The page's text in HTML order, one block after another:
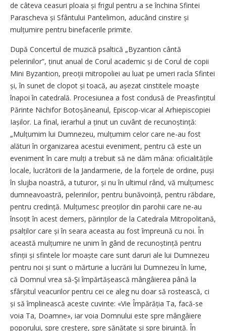
de câteva ceasuri ploaia și frigul pentru a se închina Sfintei
Parascheva și Sfântului Pantelimon, aducând cinstire și
mulțumire pentru binefacerile primite.
După Concertul de muzică psaltică „Byzantion cântă
pelerinilor”, ținut anual de Corul academic și de Corul de copii
Mini Byzantion, preoții mitropoliei au luat pe umeri racla Sfintei
și, în sunet de clopot și toacă, au așezat cinstitele moaște
înapoi în catedrală. Procesiunea a fost condusă de Preasfințitul
Părinte Nichifor Boto­șăneanul, Episcop-vicar al Arhiepiscopiei
Iașilor. La final, ierarhul a ținut un cuvânt de recu­noștință:
„Mulțumim lui Dumnezeu, mulțumim celor care ne-au fost
alături în organizarea acestui eveniment, pentru că este un
eveniment în care mulți a trebuit să ne dăm mâna: oficia­litățile
locale, lucrătorii de la Jandarmerie, de la forțele de ordine, puși
în slujba noastră, a tuturor, și nu în ultimul rând, vă mulțumesc
dumneavoastră, pelerinilor, pentru bunăvoință, pentru răbdare,
pentru credință. Mulțumesc preoților din parohii care ne-au
însoțit în acest demers, părinților de la Catedrala Mitropolitană,
psalților care și în seara aceasta au fost împreună cu noi. În
această mulțumire ne unim în gând de recunoștință pentru
sfinții și sfintele lor moaște care sunt daruri ale lui Dumnezeu
pentru noi și sunt o mărturie a lucrării lui Dumnezeu în lume,
că Domnul vrea să-Şi împărtă­șească mângâierea până la
sfârșitul veacurilor pentru cei ce aleg nu doar să rostească, ci
și să împlinească aceste cuvinte: «Vie Împărăția Ta, facă-se
voia Ta, Doamne», iar voia Domnului este spre mângâiere
poporului, spre creștere, spre sănătate și spre biruință. În